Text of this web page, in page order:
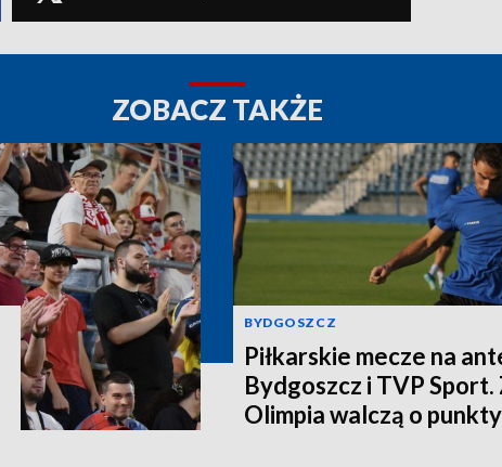
ZOBACZ TAKŻE
BYDGOSZCZ
Piłkarskie mecze na
Bydgoszcz i TVP Sport.
Olimpia walczą o punkty